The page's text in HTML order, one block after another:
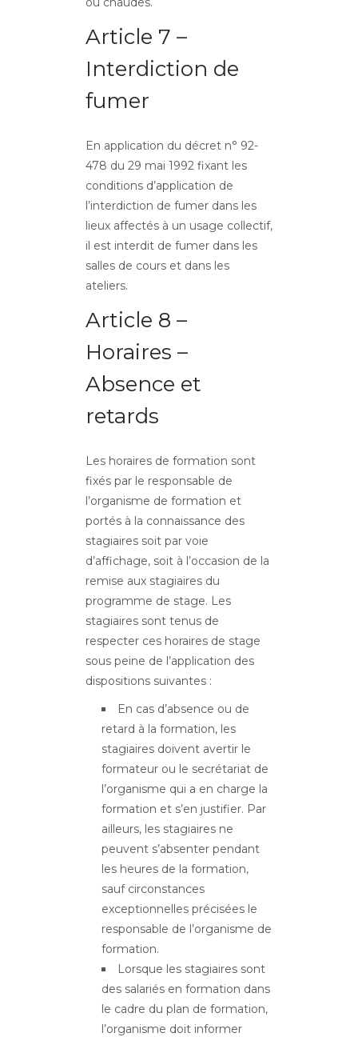
Article 7 –
Interdiction de
fumer
En application du décret n° 92-
478 du 29 mai 1992 fixant les
conditions d’application de
l’interdiction de fumer dans les
lieux affectés à un usage collectif,
il est interdit de fumer dans les
salles de cours et dans les
ateliers.
Article 8 –
Horaires –
Absence et
retards
Les horaires de formation sont
fixés par le responsable de
l’organisme de formation et
portés à la connaissance des
stagiaires soit par voie
d’affichage, soit à l’occasion de la
remise aux stagiaires du
programme de stage. Les
stagiaires sont tenus de
respecter ces horaires de stage
sous peine de l’application des
dispositions suivantes :
En cas d’absence ou de
retard à la formation, les
stagiaires doivent avertir le
formateur ou le secrétariat de
l’organisme qui a en charge la
formation et s’en justifier. Par
ailleurs, les stagiaires ne
peuvent s’absenter pendant
les heures de la formation,
sauf circonstances
exceptionnelles précisées le
responsable de l’organisme de
formation.
Lorsque les stagiaires sont
des salariés en formation dans
le cadre du plan de formation,
l’organisme doit informer